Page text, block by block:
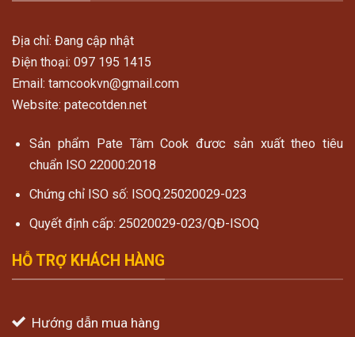
Địa chỉ: Đang cập nhật
Điện thoại: 097 195 1415
Email: tamcookvn@gmail.com
Website: patecotden.net
Sản phẩm Pate Tâm Cook đươc sản xuất theo tiêu
chuẩn ISO 22000:2018
Chứng chỉ ISO số: ISOQ.25020029-023
Quyết định cấp: 25020029-023/QĐ-ISOQ
HỖ TRỢ KHÁCH HÀNG
Hướng dẫn mua hàng